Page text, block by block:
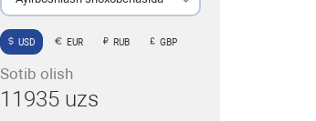
USD EUR RUB GBP
Sotib olish
11935 uzs